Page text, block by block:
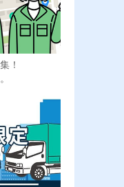
！